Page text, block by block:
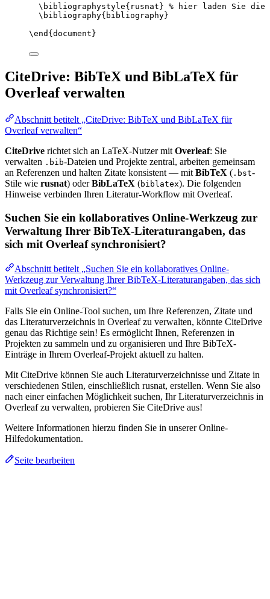
\bibliographystyle{rusnat} % hier laden Sie die
\bibliography{bibliography}
\end { document }
CiteDrive: BibTeX und BibLaTeX für
Overleaf verwalten
Abschnitt betitelt „CiteDrive: BibTeX und BibLaTeX für
Overleaf verwalten“
CiteDrive richtet sich an LaTeX-Nutzer mit Overleaf: Sie
verwalten .bib-Dateien und Projekte zentral, arbeiten gemeinsam
an Referenzen und halten Zitate konsistent — mit BibTeX ( .bst-
Stile wie rusnat) oderBibLaTeX (biblatex). Die folgenden
Hinweise verbinden Ihren Literatur-Workflow mit Overleaf.
Suchen Sie ein kollaboratives Online-Werkzeug zur
Verwaltung Ihrer BibTeX-Literaturangaben, das
sich mit Overleaf synchronisiert?
Abschnitt betitelt „Suchen Sie ein kollaboratives Online-
Werkzeug zur Verwaltung Ihrer BibTeX-Literaturangaben, das sich
mit Overleaf synchronisiert?“
Falls Sie ein Online-Tool suchen, um Ihre Referenzen, Zitate und
das Literaturverzeichnis in Overleaf zu verwalten, könnte CiteDrive
genau das Richtige sein! Es ermöglicht Ihnen, Referenzen in
Projekten zu sammeln und zu organisieren und Ihre BibTeX-
Einträge in Ihrem Overleaf-Projekt aktuell zu halten.
Mit CiteDrive können Sie auch Literaturverzeichnisse und Zitate in
verschiedenen Stilen, einschließlich rusnat, erstellen. Wenn Sie also
nach einer einfachen Möglichkeit suchen, Ihr Literaturverzeichnis in
Overleaf zu verwalten, probieren Sie CiteDrive aus!
Weitere Informationen hierzu finden Sie in unserer Online-
Hilfedokumentation.
Seite bearbeiten